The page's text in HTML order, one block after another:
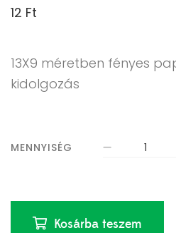
12 Ft
13X9 méretben fényes
kidolgozás
MENNYISÉG
Kosárba teszem